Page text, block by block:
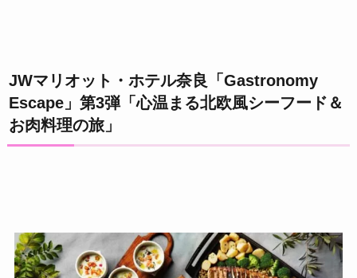
JWマリオット・ホテル奈良「Gastronomy
Escape」第3弾「心温まる北欧風シーフード＆
お肉料理の旅」